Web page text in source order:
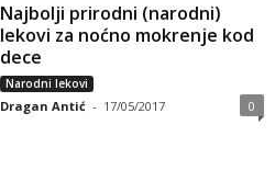
Najbolji prirodni (narodni)
lekovi za noćno mokrenje kod
dece
Narodni lekovi
Dragan Antić - 17/05/2017 0